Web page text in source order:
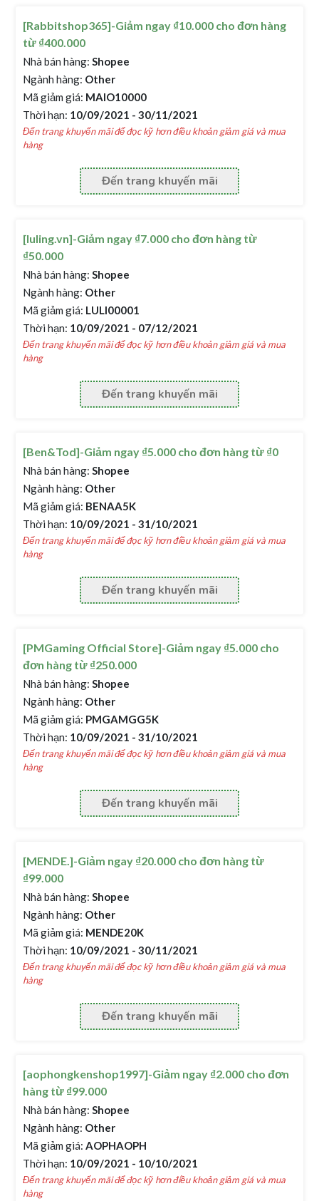
[Rabbitshop365]-Giảm ngay ₫10.000 cho đơn hàng
từ ₫400.000
Nhà bán hàng: Shopee
Ngành hàng: Other
Mã giảm giá: MAIO10000
Thời hạn: 10/09/2021 - 30/11/2021
Đến trang khuyến mãi để đọc kỹ hơn điều khoản giảm giá và mua
hàng
Đến trang khuyến mãi
[luling.vn]-Giảm ngay ₫7.000 cho đơn hàng từ
₫50.000
Nhà bán hàng: Shopee
Ngành hàng: Other
Mã giảm giá: LULI00001
Thời hạn: 10/09/2021 - 07/12/2021
Đến trang khuyến mãi để đọc kỹ hơn điều khoản giảm giá và mua
hàng
Đến trang khuyến mãi
[Ben&Tod]-Giảm ngay ₫5.000 cho đơn hàng từ ₫0
Nhà bán hàng: Shopee
Ngành hàng: Other
Mã giảm giá: BENAA5K
Thời hạn: 10/09/2021 - 31/10/2021
Đến trang khuyến mãi để đọc kỹ hơn điều khoản giảm giá và mua
hàng
Đến trang khuyến mãi
[PMGaming Official Store]-Giảm ngay ₫5.000 cho
đơn hàng từ ₫250.000
Nhà bán hàng: Shopee
Ngành hàng: Other
Mã giảm giá: PMGAMGG5K
Thời hạn: 10/09/2021 - 31/10/2021
Đến trang khuyến mãi để đọc kỹ hơn điều khoản giảm giá và mua
hàng
Đến trang khuyến mãi
[MENDE.]-Giảm ngay ₫20.000 cho đơn hàng từ
₫99.000
Nhà bán hàng: Shopee
Ngành hàng: Other
Mã giảm giá: MENDE20K
Thời hạn: 10/09/2021 - 30/11/2021
Đến trang khuyến mãi để đọc kỹ hơn điều khoản giảm giá và mua
hàng
Đến trang khuyến mãi
[aophongkenshop1997]-Giảm ngay ₫2.000 cho đơn
hàng từ ₫99.000
Nhà bán hàng: Shopee
Ngành hàng: Other
Mã giảm giá: AOPHAOPH
Thời hạn: 10/09/2021 - 10/10/2021
Đến trang khuyến mãi để đọc kỹ hơn điều khoản giảm giá và mua
hàng